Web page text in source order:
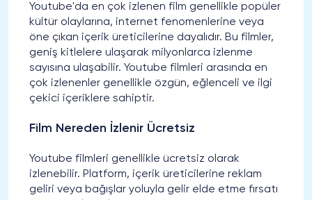
Youtube'da en çok izlenen film genellikle popüler
kültür olaylarına, internet fenomenlerine veya
öne çıkan içerik üreticilerine dayalıdır. Bu filmler,
geniş kitlelere ulaşarak milyonlarca izlenme
sayısına ulaşabilir. Youtube filmleri arasında en
çok izlenenler genellikle özgün, eğlenceli ve ilgi
çekici içeriklere sahiptir.
Film Nereden İzlenir Ücretsiz
Youtube filmleri genellikle ücretsiz olarak
izlenebilir. Platform, içerik üreticilerine reklam
geliri veya bağışlar yoluyla gelir elde etme fırsatı